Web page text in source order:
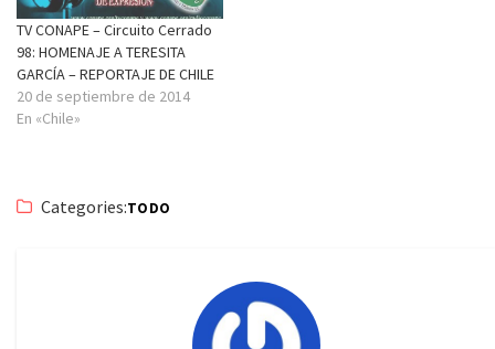
TV CONAPE – Circuito Cerrado
98: HOMENAJE A TERESITA
GARCÍA – REPORTAJE DE CHILE
20 de septiembre de 2014
En «Chile»
Categories:TODO